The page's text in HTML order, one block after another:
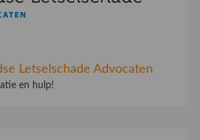
Letselschade Advocaten
en hulp!